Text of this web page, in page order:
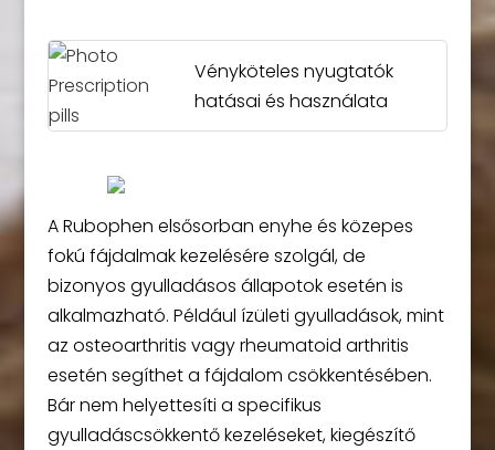
Vényköteles nyugtatók
hatásai és használata
A Rubophen elsősorban enyhe és közepes
fokú fájdalmak kezelésére szolgál, de
bizonyos gyulladásos állapotok esetén is
alkalmazható. Például ízületi gyulladások, mint
az osteoarthritis vagy rheumatoid arthritis
esetén segíthet a fájdalom csökkentésében.
Bár nem helyettesíti a specifikus
gyulladáscsökkentő kezeléseket, kiegészítő